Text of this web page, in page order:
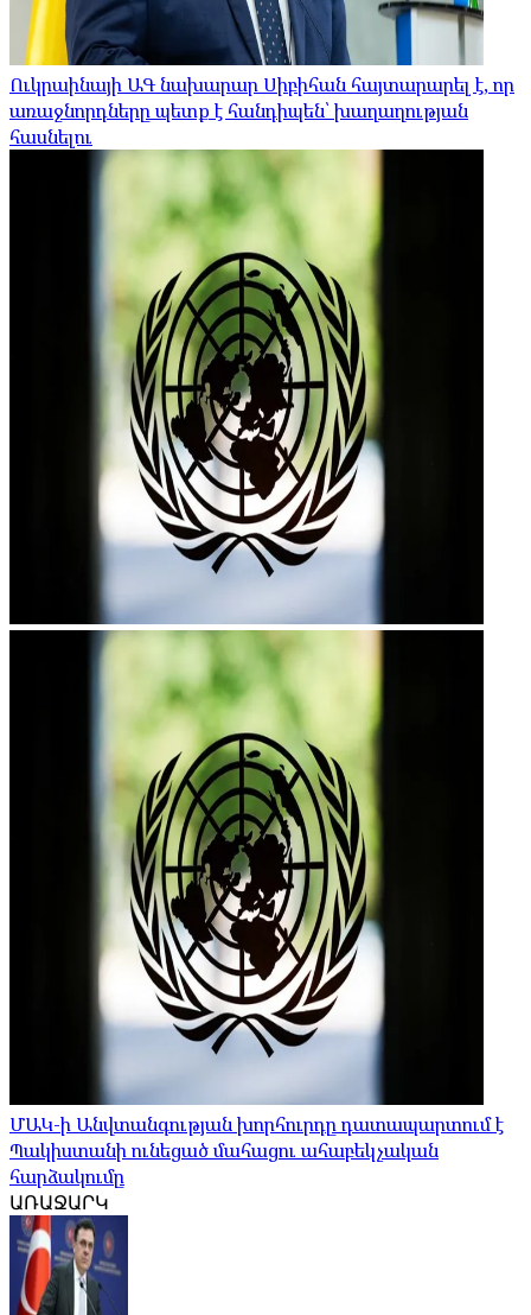
Ուկրաինայի ԱԳ նախարար Սիբիհան հայտարարել է, որ
առաջնորդները պետք է հանդիպեն՝ խաղաղության
հասնելու
ՄԱԿ-ի Անվտանգության խորհուրդը դատապարտում է
Պակիստանի ունեցած մահացու ահաբեկչական
հարձակումը
ԱՌԱՋԱՐԿ